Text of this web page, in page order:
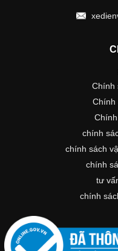
Chính
Chính
chính
chính sách
chính
tư
chính